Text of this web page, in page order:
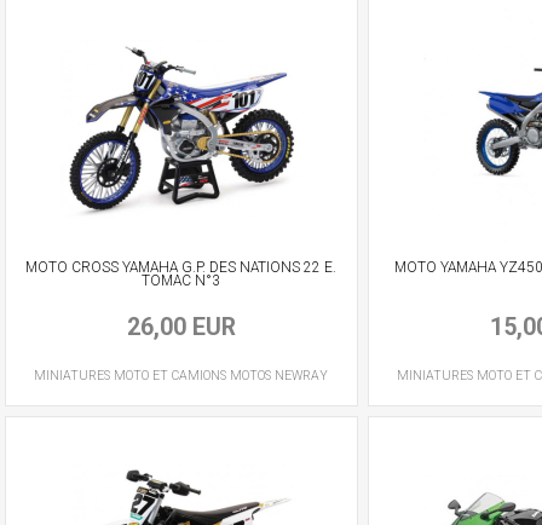
MOTO CROSS YAMAHA G.P. DES NATIONS 22 E.
TOMAC N°3
26,00 EUR
MINIATURES MOTO ET CAMIONS MOTOS NEWRAY
MOTO YAMAHA
MINIATURES MOTO ET